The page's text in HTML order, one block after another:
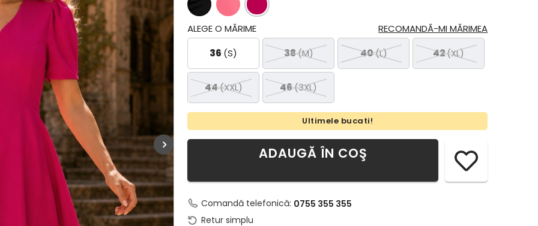
RECOMANDĂ-MI MĂRIMEA
ALEGE O MĂRIME
36 (S) 38(M) 40(L) 42(XL)
44(XXL) 46(3XL)
Ultimele bucati!
ADAUGĂ ÎN COŞ
Comandă telefonică: 0755 355 355
Retur simplu